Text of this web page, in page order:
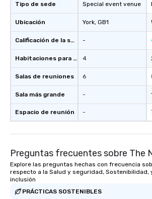
Tipo de sede
Ubicación
Calificación de la sede
Habitaciones para huéspedes
Salas de reuniones
Sala más grande
Espacio de reunión
Special event venue
York, GB1
-
4
6
-
-
Preguntas frecuentes sobre The
Explore las preguntas hechas con frecuencia
respecto a la Salud y seguridad, Sostenibilidad,
inclusión
PRÁCTICAS SOSTENIBLES